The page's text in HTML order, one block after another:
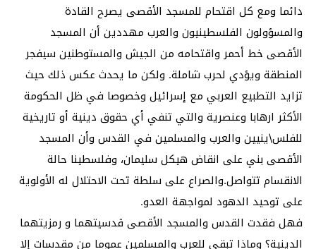
دائما ومع كل اقتحام للمسجد الأقصى يصرح القادة
والمسؤولون الفلسطينيون والعرب مهددين أن المسجد
الأقصى خط أحمر واقتحامه من الجيش والمستوطنين سيفجر
المنطقة ويؤدي لحرب شاملة. ولكن ما يحدث عكس ذلك حيث
تزايد التطبيع العربي مع إسرائيل وخصوصا في ظل الحكومة
الأكثر ارهابا وعنصرية والتي تنفي أي حقوق دينية أو تاريخية
للفلس\ينيين والعرب والمسلمين في القدس وأن المسجد
الأقصى بني على انقاض هيكل سليمان، وفلسطينا حالة
الانقسام تتواصل.والصراع على سلطة تحت الاحتلال له الأولوية
على توحيد الدهود لمواجهة العدو.
فهل فقدت القدس والمسجد الأقصى قدسيتهما و رمزيتهما
الدينية؟ وماذا تبقي للعرب والمسلمين عموما من مقدسات إلا